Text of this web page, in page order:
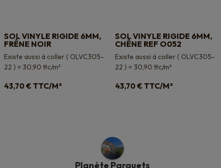
SOL VINYLE RIGIDE 6MM,
FRÊNE NOIR
Existe aussi à coller ( OLVC305-
22 ) = 30,90 ttc/m²
43,70 € TTC/M²
SOL VINYLE RIGIDE 6MM,
CHÊNE REF O052
Existe aussi à coller ( OLVC305-
22 ) = 30,90 ttc/m²
43,70 € TTC/M²
Planète Parquets